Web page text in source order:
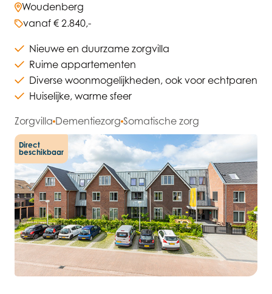
Woudenberg
vanaf € 2.840,-
Nieuwe en duurzame zorgvilla
Ruime appartementen
Diverse woonmogelijkheden, ook voor echtparen
Huiselijke, warme sfeer
Zorgvilla Dementiezorg Somatische zorg
Direct
beschikbaar